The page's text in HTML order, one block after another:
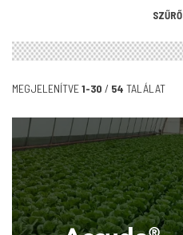
SZŰRŐ
MEGJELENÍTVE1-30 / 54 TALÁLAT